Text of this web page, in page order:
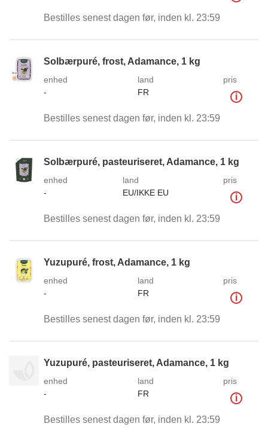
Bestilles senest dagen før, inden kl. 23:59
Solbærpuré, frost, Adamance, 1 kg
enhed
-
land
FR
pris
i
Bestilles senest dagen før, inden kl. 23:59
Solbærpuré, pasteuriseret, Adamance, 1 kg
enhed
-
land
EU/IKKE EU
pris
i
Bestilles senest dagen før, inden kl. 23:59
Yuzupuré, frost, Adamance, 1 kg
enhed
-
land
FR
pris
i
Bestilles senest dagen før, inden kl. 23:59
Yuzupuré, pasteuriseret, Adamance, 1 kg
enhed
-
land
FR
pris
i
Bestilles senest dagen før, inden kl. 23:59